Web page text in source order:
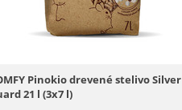
Pinokio drevené stelivo Silver
21 l (3x7 l)